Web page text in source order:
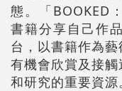
態。「BOOKED
書籍分享自己作
台，以書籍作為
有機會欣賞及接
和研究的重要資源